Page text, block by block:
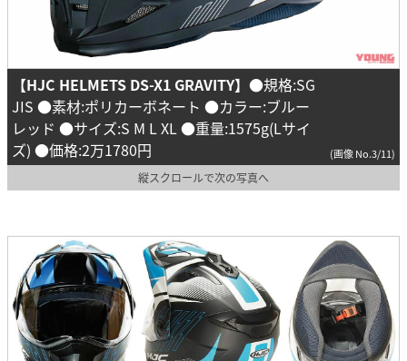
【HJC HELMETS DS-X1 GRAVITY】 ●規格:SG
JIS ●素材:ポリカーボネート ●カラー:ブルー
レッド ●サイズ:S M L XL ●重量:1575g(Lサイ
ズ) ●価格:2万1780円
(画像 No.3/11)
縦スクロールで次の写真へ